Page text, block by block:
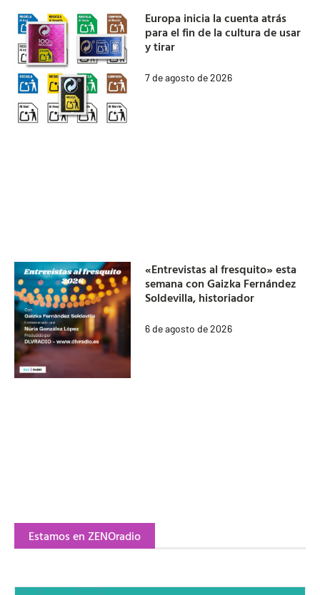
Europa inicia la cuenta atrás
para el fin de la cultura de usar
y tirar
7 de agosto de 2026
«Entrevistas al fresquito» esta
semana con Gaizka Fernández
Soldevilla, historiador
6 de agosto de 2026
Estamos en ZENOradio